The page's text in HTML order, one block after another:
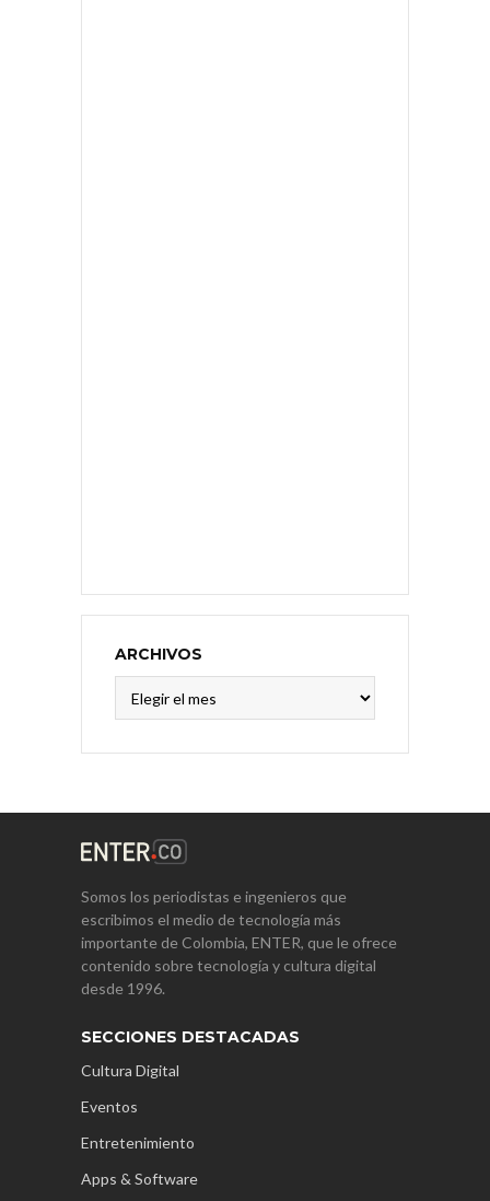
ARCHIVOS
Somos los periodistas e ingenieros que
escribimos el medio de tecnología más
importante de Colombia, ENTER, que le ofrece
contenido sobre tecnología y cultura digital
desde 1996.
SECCIONES DESTACADAS
Cultura Digital
Eventos
Entretenimiento
Apps & Software